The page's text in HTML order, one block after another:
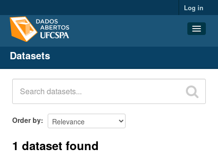
Log in
Datasets
Organizations
Groups
About
Datasets
Order by
1 dataset found